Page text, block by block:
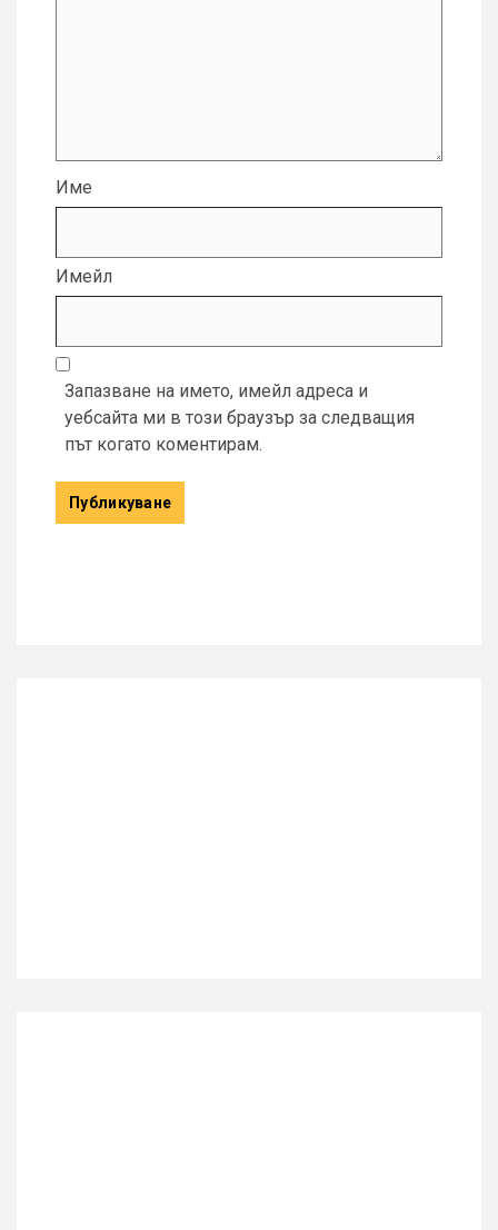
Име
Имейл
Запазване на името, имейл адреса и
уебсайта ми в този браузър за следващия
път когато коментирам.